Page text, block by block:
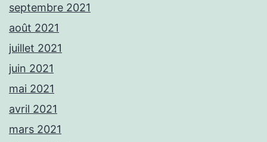
septembre 2021
août 2021
juillet 2021
juin 2021
mai 2021
avril 2021
mars 2021